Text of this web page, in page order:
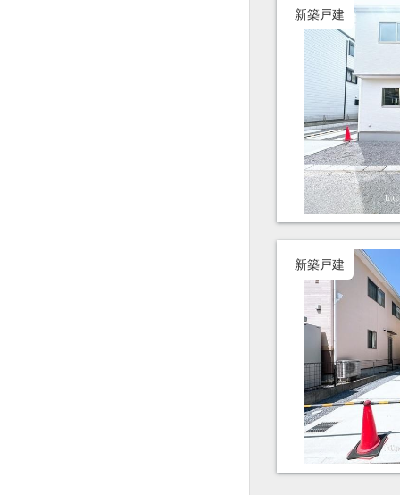
新築戸建
新築戸建